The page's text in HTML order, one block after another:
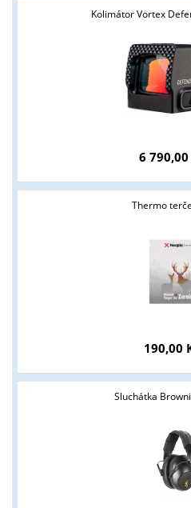
Kolimátor Vortex
6 790,00
Thermo
190,00
Sluchátka
podnikatelům v oblasti
ANO